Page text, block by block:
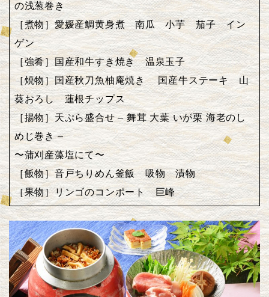
の浅葱巻き
［煮物］愛媛産鯛黄身煮 南瓜 小芋 茄子 イン
ゲン
［強肴］国産和牛すき焼き 温泉玉子
［焼物］国産秋刀魚柚庵焼き 国産牛ステーキ 山
葵おろし 蓮根チップス
［揚物］天ぷら盛合せ – 舞茸 大葉 いが栗 海老のし
めじ巻き –
〜蒲刈産藻塩にて〜
［飯物］音戸ちりめん釜飯 吸物 漬物
［果物］リンゴのコンポート 巨峰